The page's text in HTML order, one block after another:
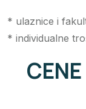
* ulaznice i
* individualne